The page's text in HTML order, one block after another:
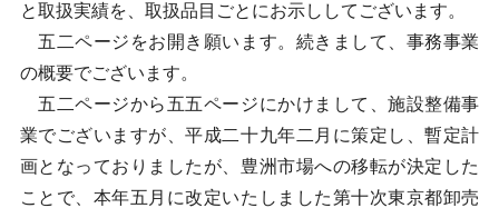
と取扱実績を、取扱品目ごとにお示ししてございます。
五二ページをお開き願います。続きまして、事務事業
の概要でございます。
五二ページから五五ページにかけまして、施設整備事
業でございますが、平成二十九年二月に策定し、暫定計
画となっておりましたが、豊洲市場への移転が決定した
ことで、本年五月に改定いたしました第十次東京都卸売